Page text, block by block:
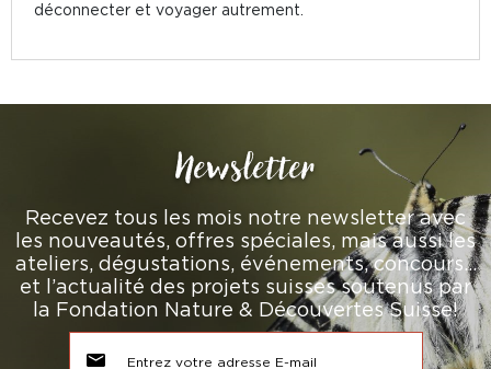
déconnecter et voyager autrement.
Newsletter
Recevez tous les mois notre newsletter avec
les nouveautés, offres spéciales, mais aussi les
ateliers, dégustations, événements, concours…
et l’actualité des projets suisses soutenus par
la Fondation Nature & Découvertes Suisse!